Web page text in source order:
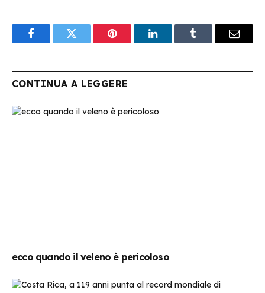
FacebookTwitter Pinterest LinkedInTumblr Email
CONTINUA A LEGGERE
ecco quando il veleno è pericoloso